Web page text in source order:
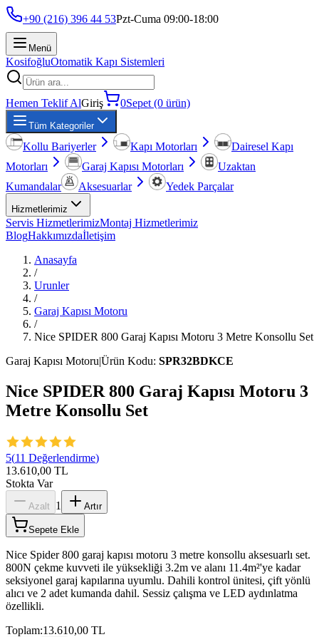
+90 (216) 396 44 53Pzt-Cuma 09:00-18:00
Menü
KosifoğluOtomatik Kapı Sistemleri
Hemen Teklif AlGiriş 0Sepet (0 ürün)
Tüm Kategoriler
Kollu Bariyerler Kapı Motorları
Dairesel Kapı
Motorları
Garaj Kapısı Motorları
Uzaktan
Kumandalar
Aksesuarlar Yedek Parçalar
Hizmetlerimiz
Servis HizmetlerimizMontaj Hizmetlerimiz
BlogHakkımızdaİletişim
Anasayfa
/
Urunler
/
Garaj Kapısı Motoru
/
Nice SPIDER 800 Garaj Kapısı Motoru 3 Metre Konsollu Set
Garaj Kapısı Motoru|Ürün Kodu: SPR32BDKCE
Nice SPIDER 800 Garaj Kapısı Motoru 3
Metre Konsollu Set
5(11 Değerlendirme)
13.610,00 TL
Stokta Var
Azalt 1 Artır
Sepete Ekle
Nice Spider 800 garaj kapısı motoru 3 metre konsollu aksesuarlı set.
800N çekme kuvveti ile yüksekliği 3.2m ve alanı 11.4m²'ye kadar
seksiyonel garaj kapılarına uyumlu. Dahili kontrol ünitesi, çift yönlü
alıcı ve 2 adet kumanda dahil. Sessiz çalışma ve LED aydınlatma
özellikli.
Toplam:13.610,00 TL